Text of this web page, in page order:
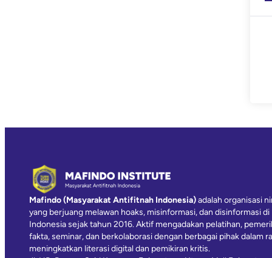
Mafindo (Masyarakat Antifitnah Indonesia)adalah organisasi
yang berjuang melawan hoaks, misinformasi, dan disinformasi di
Indonesia sejak tahun 2016. Aktif mengadakan pelatihan,
fakta, seminar, dan berkolaborasi dengan berbagai pihak dalam
meningkatkan literasi digital dan pemikiran kritis.